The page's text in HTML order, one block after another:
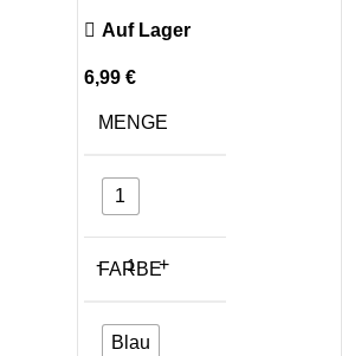
Funktion
Auf Lager
6,99 €
MENGE
1
FARBE
Blau